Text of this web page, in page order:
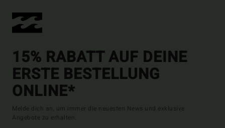
15% RABATT AUF DEINE
ERSTE BESTELLUNG
ONLINE*
Melde dich an, um immer die neuesten News und exklusive
Angebote zu erhalten.